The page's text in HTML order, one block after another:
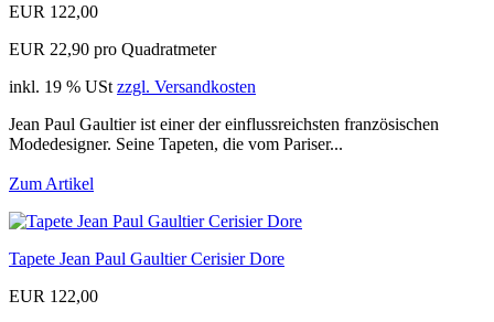
EUR 122,00
EUR 22,90 pro Quadratmeter
inkl. 19 % USt zzgl. Versandkosten
Jean Paul Gaultier ist einer der einflussreichsten französischen
Modedesigner. Seine Tapeten, die vom Pariser...
Zum Artikel
Tapete Jean Paul Gaultier Cerisier Dore
EUR 122,00